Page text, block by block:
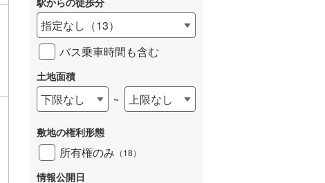
指定なし （13）
バス乗車時間も含む
土地面積
下限なし ~ 上限なし
敷地の権利形態
所有権のみ （18）
情報公開日